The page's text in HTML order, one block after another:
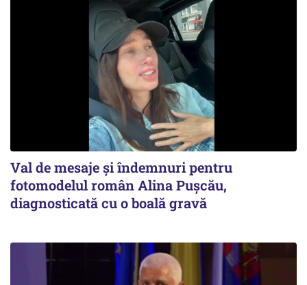
Val de mesaje și îndemnuri pentru
fotomodelul român Alina Pușcău,
diagnosticată cu o boală gravă